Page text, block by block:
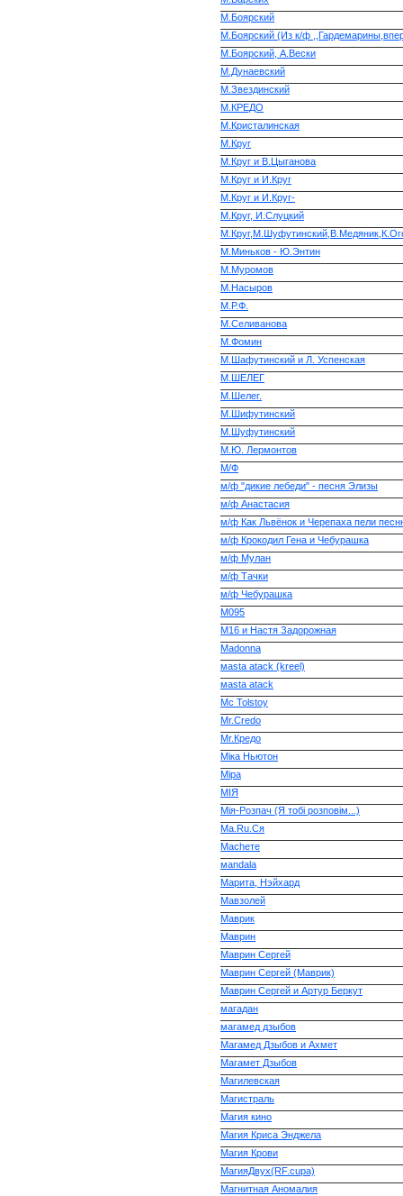
М.Боярский
М.Боярский (Из к/ф
М.Боярский, А.Вески
М.Дунаевский
М.Звездинский
М.КРЕДО
М.Кристалинская
М.Круг
М.Круг и В.Цыганова
М.Круг и И.Круг
М.Круг и И.Круг-
М.Круг, И.Слуцкий
М.Миньков - Ю.Энтин
М.Муромов
М.Насыров
М.Р.Ф.
М.Селиванова
М.Фомин
М.Шафутинский и Л. Успенская
М.ШЕЛЕГ
М.Шелег.
М.Шифутинский
М.Шуфутинский
М.Ю. Лермонтов
М/Ф
м/ф "дикие лебеди" - песня Элизы
м/ф Анастасия
м/ф Как Львёнок и Черепаха пели
м/ф Крокодил Гена и Чебурашка
м/ф Мулан
м/ф Тачки
м/ф Чебурашка
М095
М16 и Настя Задорожная
Мadonna
мasta atack (kreel)
мasta аtack
Мc Tolstoy
Мr.Credo
Мr.Кредо
Міка Ньютон
Міра
МІЯ
Мія-Розпач (Я тобі розповім...)
Ма.Ru.Ся
Маchете
маndala
Маpита, Hэйхаpд
Мавзолей
Маврик
Маврин
Маврин Сергей
Маврин Сергей (Маврик)
Маврин Сергей и Артур Беркут
магадан
магамед дзыбов
Магамед Дзыбов и Ахмет
Магамет Дзыбов
Магилевская
Магистраль
Магия кино
Магия Криса Энджела
Магия Крови
МагияДвух(RF.cupa)
Магнитная Аномалия